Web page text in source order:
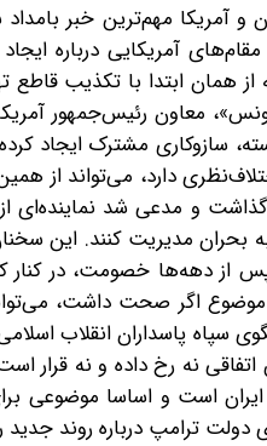
آمریکا مهم‌ترین خبر
آمریکایی درباره
همان ابتدا با تکذیب
معاون رئیس‌جمهور
سازوکاری مشترک ایجاد
دارد، می‌تواند از
و مدعی شد نماینده‌ای از
بحران مدیریت کنند. این
از دهه‌ها خصومت، در کنار
اگر صحت داشت،
سپاه پاسداران انقلاب
نه رخ داده و نه
است و اساسا موضوعی
ترامپ درباره روند جدید